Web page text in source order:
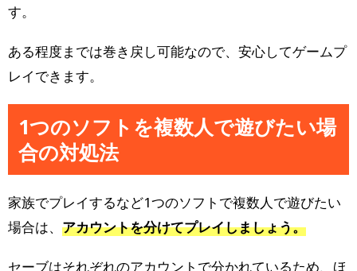
す。
ある程度までは巻き戻し可能なので、安心してゲームプ
レイできます。
1つのソフトを複数人で遊びたい場
合の対処法
家族でプレイするなど1つのソフトで複数人で遊びたい
場合は、 アカウントを分けてプレイしましょう。
セーブはそれぞれのアカウントで分かれているため、ほ